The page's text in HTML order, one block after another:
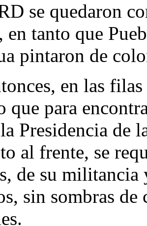
se quedaron
en tanto que
pintaron de
en las
que para
Presidencia de
al frente, se
de su militancia
sin sombras